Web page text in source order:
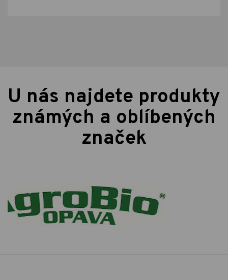
U nás najdete produkty
známých a oblíbených
značek